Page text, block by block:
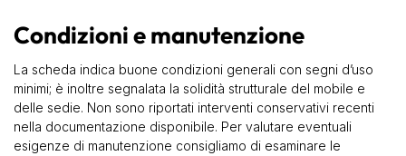
Condizioni e manutenzione
La scheda indica buone condizioni generali con segni d’uso
minimi; è inoltre segnalata la solidità strutturale del mobile e
delle sedie. Non sono riportati interventi conservativi recenti
nella documentazione disponibile. Per valutare eventuali
esigenze di manutenzione consigliamo di esaminare le